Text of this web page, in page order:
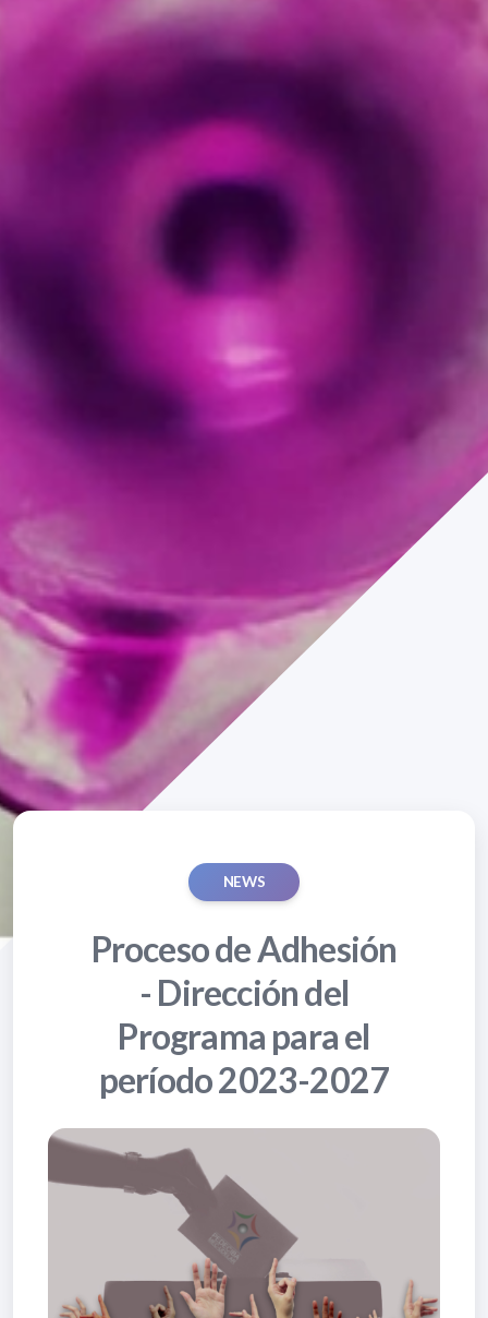
NEWS
Proceso de Adhesión
- Dirección del
Programa para el
período 2023-2027